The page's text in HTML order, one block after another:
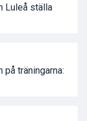
Luleå ställa
på träningarna: